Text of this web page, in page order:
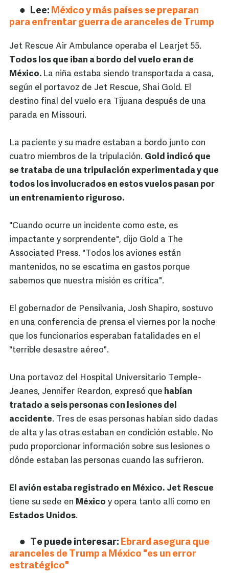
Lee: México y más países se preparan
para enfrentar guerra de aranceles de Trump
Jet Rescue Air Ambulance operaba el Learjet 55.
Todos los que iban a bordo del vuelo eran de
México. La niña estaba siendo transportada a casa,
según el portavoz de Jet Rescue, Shai Gold. El
destino final del vuelo era Tijuana después de una
parada en Missouri.
La paciente y su madre estaban a bordo junto con
cuatro miembros de la tripulación. Gold indicó que
se trataba de una tripulación experimentada y que
todos los involucrados en estos vuelos pasan por
un entrenamiento riguroso.
"Cuando ocurre un incidente como este, es
impactante y sorprendente", dijo Gold a The
Associated Press. "Todos los aviones están
mantenidos, no se escatima en gastos porque
sabemos que nuestra misión es crítica".
El gobernador de Pensilvania, Josh Shapiro, sostuvo
en una conferencia de prensa el viernes por la noche
que los funcionarios esperaban fatalidades en el
"terrible desastre aéreo".
Una portavoz del Hospital Universitario Temple-
Jeanes, Jennifer Reardon, expresó que habían
tratado a seis personas con lesiones del
accidente. Tres de esas personas habían sido dadas
de alta y las otras estaban en condición estable. No
pudo proporcionar información sobre sus lesiones o
dónde estaban las personas cuando las sufrieron.
El avión estaba registrado en México. Jet Rescue
tiene su sede en México y opera tanto allí como en
Estados Unidos.
Te puede interesar: Ebrard asegura que
aranceles de Trump a México "es un error
estratégico"